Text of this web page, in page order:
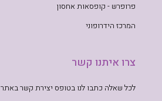
פרופרש - קופסאות אחסון
המרכז הידרופוני
צרו איתנו קשר
לכל שאלה כתבו לנו בטופס יצירת קשר באתר